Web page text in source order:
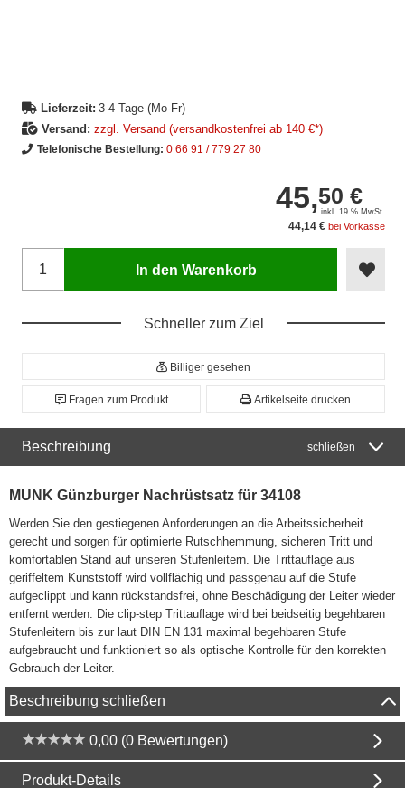
Lieferzeit: 3-4 Tage (Mo-Fr)
Versand: zzgl. Versand (versandkostenfrei ab 140 €*)
Telefonische Bestellung: 0 66 91 / 779 27 80
45,50 €
inkl. 19 % MwSt.
44,14 € bei Vorkasse
In den Warenkorb
Schneller zum Ziel
Billiger gesehen
Fragen zum Produkt Artikelseite drucken
Beschreibung schließen
MUNK Günzburger Nachrüstsatz für 34108
Werden Sie den gestiegenen Anforderungen an die Arbeitssicherheit
gerecht und sorgen für optimierte Rutschhemmung, sicheren Tritt und
komfortablen Stand auf unseren Stufenleitern. Die Trittauflage aus
geriffeltem Kunststoff wird vollflächig und passgenau auf die Stufe
aufgeclippt und kann rückstandsfrei, ohne Beschädigung der Leiter wieder
entfernt werden. Die clip-step Trittauflage wird bei beidseitig begehbaren
Stufenleitern bis zur laut DIN EN 131 maximal begehbaren Stufe
aufgebraucht und funktioniert so als optische Kontrolle für den korrekten
Gebrauch der Leiter.
Beschreibung schließen
0,00 (0 Bewertungen)
Produkt-Details